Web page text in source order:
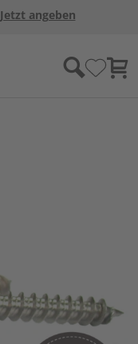
Jetzt angeben